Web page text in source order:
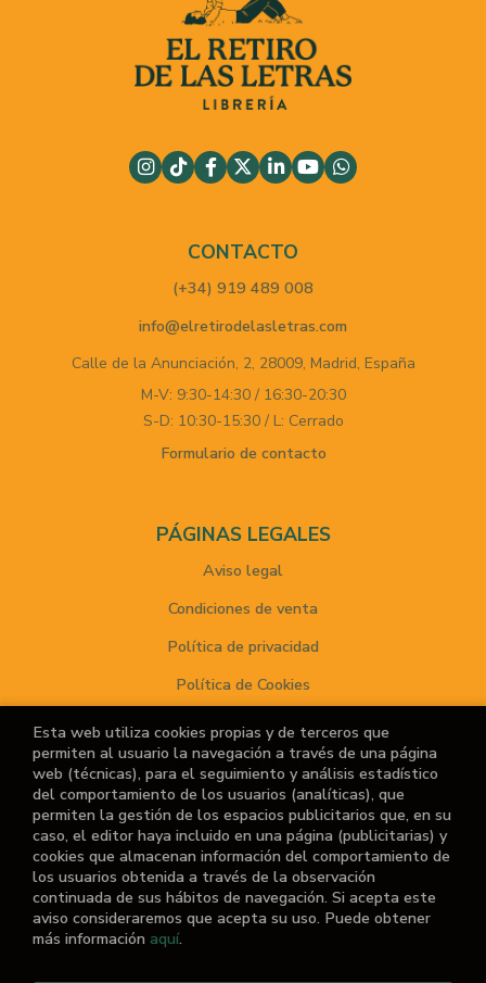
CONTACTO
(+34) 919 489 008
info@elretirodelasletras.com
Calle de la Anunciación, 2, 28009, Madrid, España
M-V: 9:30-14:30 / 16:30-20:30
S-D: 10:30-15:30 / L: Cerrado
Formulario de contacto
PÁGINAS LEGALES
Aviso legal
Condiciones de venta
Política de privacidad
Política de Cookies
ATENCIÓN AL CLIENTE
Quiénes somos
Noticias
¿No encuentras el libro que buscas?
Esta web utiliza cookies propias y de terceros que
permiten al usuario la navegación a través de una página
web (técnicas), para el seguimiento y análisis estadístico
del comportamiento de los usuarios (analíticas), que
permiten la gestión de los espacios publicitarios que, en su
caso, el editor haya incluido en una página (publicitarias) y
cookies que almacenan información del comportamiento de
los usuarios obtenida a través de la observación
continuada de sus hábitos de navegación. Si acepta este
aviso consideraremos que acepta su uso. Puede obtener
más información aquí.